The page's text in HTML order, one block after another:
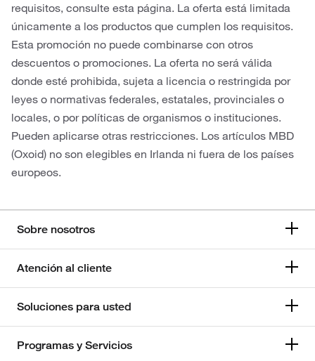
requisitos, consulte esta página. La oferta está limitada
únicamente a los productos que cumplen los requisitos.
Esta promoción no puede combinarse con otros
descuentos o promociones. La oferta no será válida
donde esté prohibida, sujeta a licencia o restringida por
leyes o normativas federales, estatales, provinciales o
locales, o por políticas de organismos o instituciones.
Pueden aplicarse otras restricciones. Los artículos MBD
(Oxoid) no son elegibles en Irlanda ni fuera de los países
europeos.
Sobre nosotros
Atención al cliente
Soluciones para usted
Programas y Servicios